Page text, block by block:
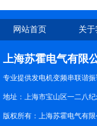
网站首页 关
上海苏霍电气有限
专业提供发电机变频串联谐
地址：上海市宝山区一二八纪
版权所有：上海苏霍电气有